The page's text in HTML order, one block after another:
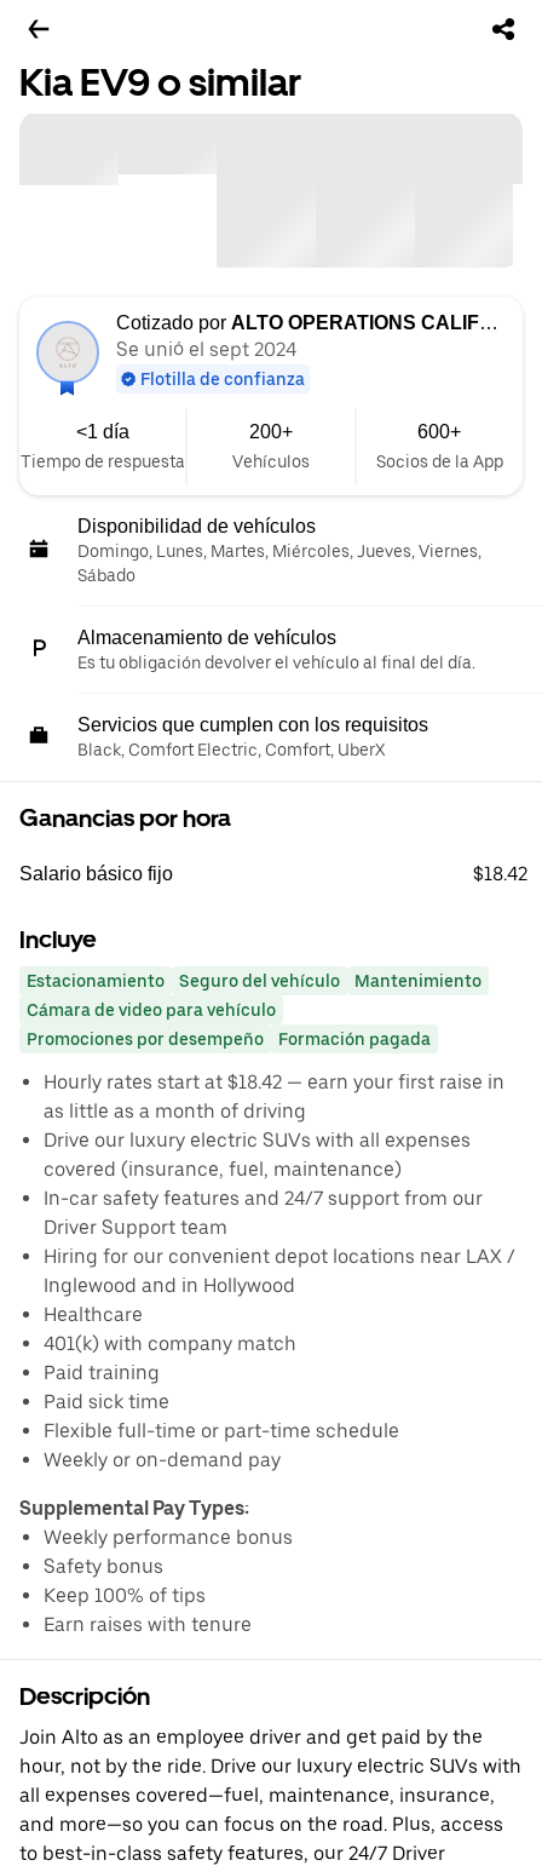
Kia EV9 o similar
Cotizado por ALTO OPERATIONS CALIFORNIA LLC
Se unió el sept 2024
Flotilla de confianza
<1 día
Tiempo de respuesta
200+
Vehículos
600+
Socios de la App
Disponibilidad de vehículos
Domingo, Lunes, Martes, Miércoles, Jueves, Viernes,
Sábado
Almacenamiento de vehículos
Es tu obligación devolver el vehículo al final del día.
Servicios que cumplen con los requisitos
Black, Comfort Electric, Comfort, UberX
Ganancias por hora
Salario básico fijo $18.42
Incluye
Estacionamiento Seguro del vehículo
Mantenimiento
Cámara de video para vehículo
Promociones por desempeño
Formación pagada
Hourly rates start at $18.42 — earn your first raise in
as little as a month of driving
Drive our luxury electric SUVs with all expenses
covered (insurance, fuel, maintenance)
In-car safety features and 24/7 support from our
Driver Support team
Hiring for our convenient depot locations near LAX /
Inglewood and in Hollywood
Healthcare
401(k) with company match
Paid training
Paid sick time
Flexible full-time or part-time schedule
Weekly or on-demand pay
Supplemental Pay Types:
Weekly performance bonus
Safety bonus
Keep 100% of tips
Earn raises with tenure
Descripción
Join Alto as an employee driver and get paid by the
hour, not by the ride. Drive our luxury electric SUVs with
all expenses covered—fuel, maintenance, insurance,
and more—so you can focus on the road. Plus, access
to best-in-class safety features, our 24/7 Driver